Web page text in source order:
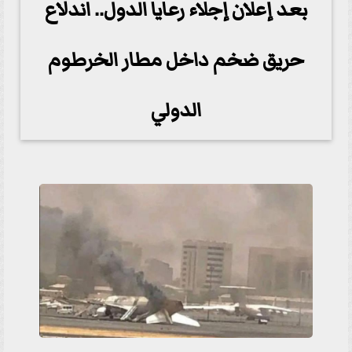
بعد إعلان إجلاء رعايا الدول.. اندلاع
حريق ضخم داخل مطار الخرطوم
الدولي